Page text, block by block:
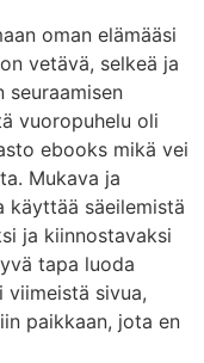
oman elämääsi
vetävä, selkeä ja
seuraamisen
vuoropuhelu oli
ebooks mikä vei
Mukava ja
käyttää säeilemistä
ja kiinnostavaksi
tapa luoda
viimeistä sivua,
paikkaan, jota en